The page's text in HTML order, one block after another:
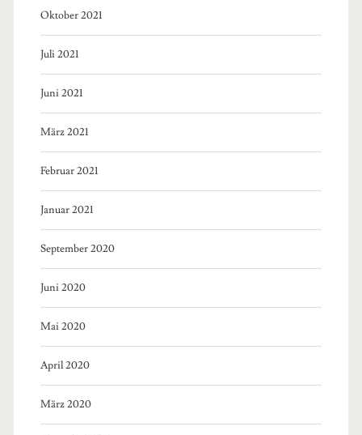
Oktober 2021
Juli 2021
Juni 2021
März 2021
Februar 2021
Januar 2021
September 2020
Juni 2020
Mai 2020
April 2020
März 2020